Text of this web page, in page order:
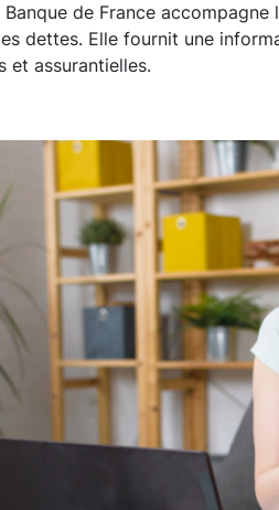
de France
dettes. Elle fournit une
et assurantielles.